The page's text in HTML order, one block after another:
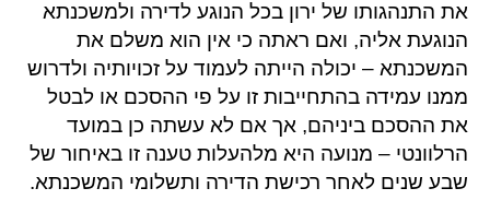
את התנהגותו של ירון בכל הנוגע לדירה ולמשכנתא
הנוגעת אליה, ואם ראתה כי אין הוא משלם את
המשכנתא – יכולה הייתה לעמוד על זכויותיה ולדרוש
ממנו עמידה בהתחייבות זו על פי ההסכם או לבטל
את ההסכם ביניהם, אך אם לא עשתה כן במועד
הרלוונטי – מנועה היא מלהעלות טענה זו באיחור של
שבע שנים לאחר רכישת הדירה ותשלומי המשכנתא.